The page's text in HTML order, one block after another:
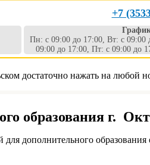
+7
Пн: с 09:00 до 17:00, Вт: с 09:00
09:00 до 17:00, Пт: с 09:00 до
достаточно нажать на любой
образования г.
дополнительного